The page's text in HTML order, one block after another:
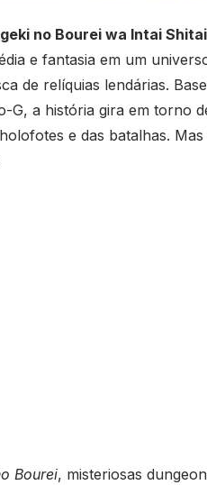
no Bourei wa Intai
e fantasia em um
de relíquias lendárias.
G, a história gira em torno
e das batalhas.
Bourei, misteriosas